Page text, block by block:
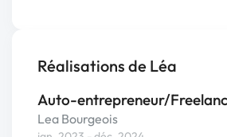
Réalisations de Léa
Auto-entrepreneur/
Lea Bourgeois